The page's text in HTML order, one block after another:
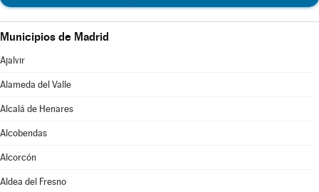
Municipios de Madrid
Ajalvir
Alameda del Valle
Alcalá de Henares
Alcobendas
Alcorcón
Aldea del Fresno